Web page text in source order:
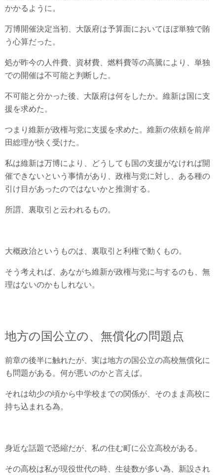
かかるように。
万博開催決定当初、大阪府は予算面においてほぼ単独で賄
う心算だった。
処が昨今の人件費、資材費、燃料費等の高騰により、単独
での開催は不可能と判断した。
不可能と分かった後、大阪府は何をしたか。維新は国に支
援を求めた。
つまり維新が政権与党に支援を求めた。維新の依頼を前岸
田総理が快く受けた。
私は維新は万博により、どうしても国の支援がなければ開
催できないという事情があり、政権与党に対し、ある種の
引け目があったのではないかと推測する。
所謂、裏取引と云われるもの。
大概政治というものは、裏取引と利権で動くもの。
そう考えれば、あながち維新が政権与党に与するのも、無
理はないのかもしれない。
地方の国公立の、無償化の問題点
前章の後半に触れたが、実は地方の国公立の高校無償化に
も問題がある。何が悪いのかと言えば。
それは幼少の頃から中学校までの関係が、そのまま高校に
持ち込まれる為。
身近な話題で恐縮だが、私の住む町に公立高校がある。
その高校は私が現役世代の時、生徒数が多い為、新設され